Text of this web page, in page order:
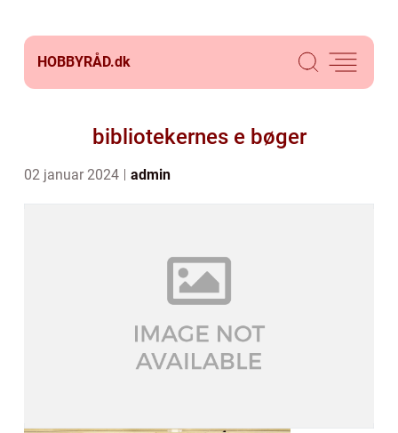
HOBBYRÅD.dk
bibliotekernes e bøger
02 januar 2024 admin